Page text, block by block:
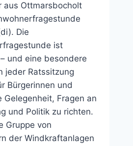
aus Ottmarsbocholt
Die
ist
und eine besondere
jeder Ratssitzung
Bürgerinnen und
Gelegenheit, Fragen an
und Politik zu richten.
Gruppe von
der Windkraftanlagen